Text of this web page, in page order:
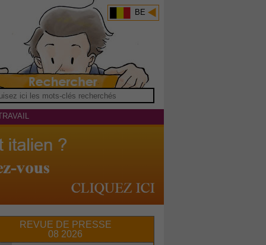
BE
REVUE DE PRESSE
08 2026